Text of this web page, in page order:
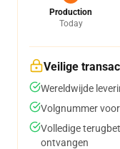
Production
Today
Veilige
Wereldwijde
Volgnummer
Volledige
ontvangen